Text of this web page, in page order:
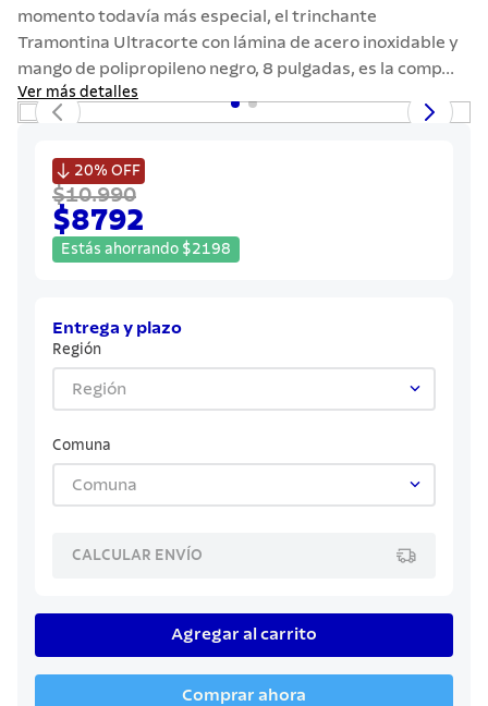
momento todavía más especial, el trinchante
Tramontina Ultracorte con lámina de acero inoxidable y
mango de polipropileno negro, 8 pulgadas, es la comp...
Ver más detalles
 20% OFF
$10.990
$8792
Estás ahorrando $2198
Entrega y plazo
Región
Región
Comuna
Comuna
CALCULAR ENVÍO
Agregar al carrito
Comprar ahora
7.
solar
cuchillo
9.
442